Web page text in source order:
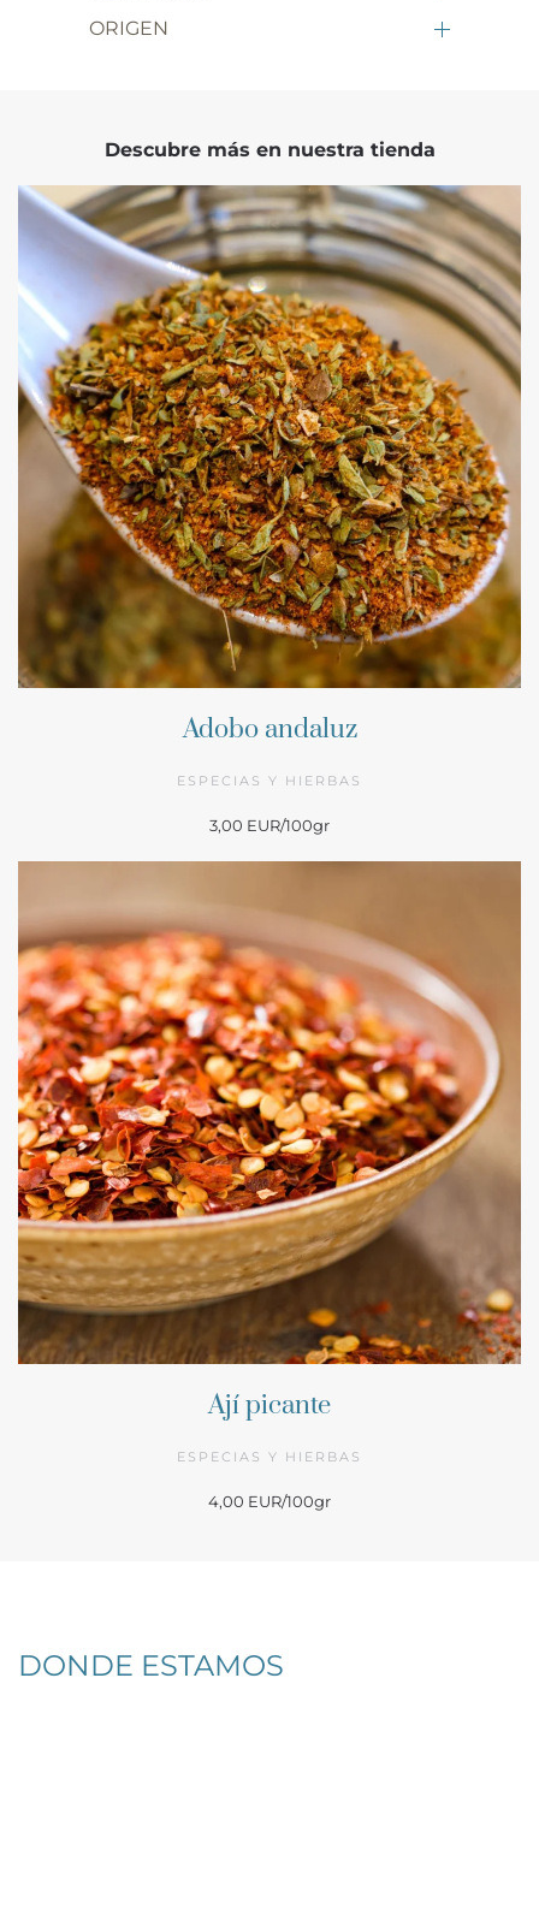
ORIGEN
Descubre más en nuestra tienda
Adobo andaluz
ESPECIAS Y HIERBAS
3,00 EUR/100gr
Ají picante
ESPECIAS Y HIERBAS
4,00 EUR/100gr
DONDE ESTAMOS